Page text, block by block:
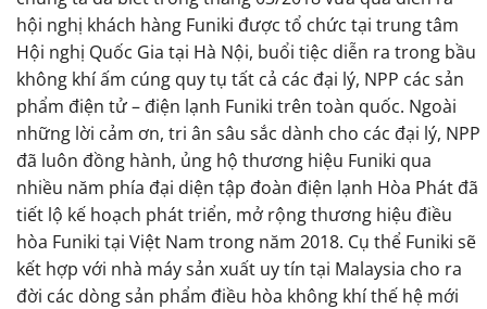
hội nghị khách hàng Funiki được tổ chức tại trung tâm
Hội nghị Quốc Gia tại Hà Nội, buổi tiệc diễn ra trong bầu
không khí ấm cúng quy tụ tất cả các đại lý, NPP các sản
phẩm điện tử – điện lạnh Funiki trên toàn quốc. Ngoài
những lời cảm ơn, tri ân sâu sắc dành cho các đại lý, NPP
đã luôn đồng hành, ủng hộ thương hiệu Funiki qua
nhiều năm phía đại diện tập đoàn điện lạnh Hòa Phát đã
tiết lộ kế hoạch phát triển, mở rộng thương hiệu điều
hòa Funiki tại Việt Nam trong năm 2018. Cụ thể Funiki sẽ
kết hợp với nhà máy sản xuất uy tín tại Malaysia cho ra
đời các dòng sản phẩm điều hòa không khí thế hệ mới